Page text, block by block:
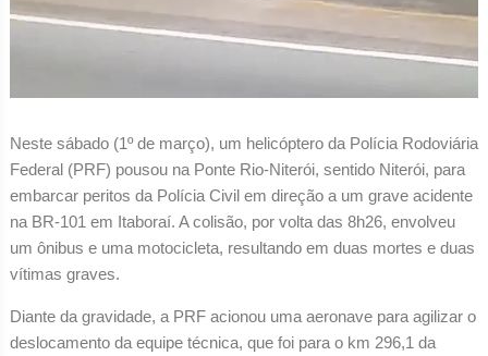
Neste sábado (1º de março), um helicóptero da Polícia Rodoviária
Federal (PRF) pousou na Ponte Rio-Niterói, sentido Niterói, para
embarcar peritos da Polícia Civil em direção a um grave acidente
na BR-101 em Itaboraí. A colisão, por volta das 8h26, envolveu
um ônibus e uma motocicleta, resultando em duas mortes e duas
vítimas graves.
Diante da gravidade, a PRF acionou uma aeronave para agilizar o
deslocamento da equipe técnica, que foi para o km 296,1 da